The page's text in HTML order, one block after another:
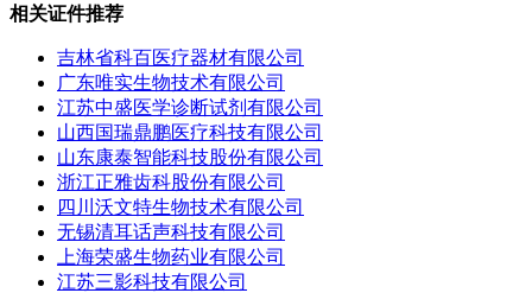
相关证件推荐
吉林省科百医疗器材有限公司
广东唯实生物技术有限公司
江苏中盛医学诊断试剂有限公司
山西国瑞鼎鹏医疗科技有限公司
山东康泰智能科技股份有限公司
浙江正雅齿科股份有限公司
四川沃文特生物技术有限公司
无锡清耳话声科技有限公司
上海荣盛生物药业有限公司
江苏三影科技有限公司